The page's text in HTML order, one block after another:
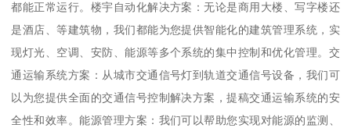
都能正常运行。楼宇自动化解决方案：无论是商用大楼、写字楼还
是酒店、等建筑物，我们都能为您提供智能化的建筑管理系统，实
现灯光、空调、安防、能源等多个系统的集中控制和优化管理。交
通运输系统方案：从城市交通信号灯到轨道交通信号设备，我们可
以为您提供全面的交通信号控制解决方案，提稿交通运输系统的安
全性和效率。能源管理方案：我们可以帮助您实现对能源的监测、